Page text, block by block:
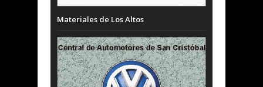
Materiales de Los Altos